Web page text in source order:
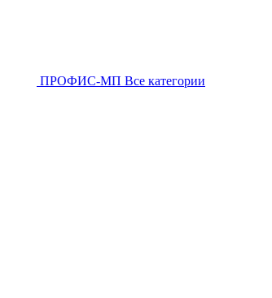
ПРОФИС-МП Все категории